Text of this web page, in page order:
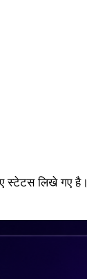
स्टेटस लिखे गए है।